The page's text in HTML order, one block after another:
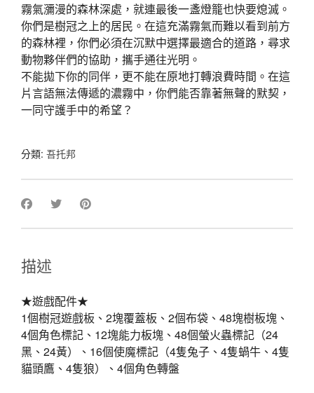
霧氣瀰漫的森林深處，就連最後一盞燈籠也快要熄滅。
你們是樹冠之上的居民。在這充滿霧氣而難以看到前方
的森林裡，你們必須在沉默中選擇最適合的道路，尋求
動物夥伴們的協助，攜手通往光明。
不能拋下你的同伴，更不能在原地打轉浪費時間。在這
片言語無法傳遞的濃霧中，你們能否靠著無聲的默契，
一同守護手中的希望？
分類: 吾托邦
描述
★遊戲配件★
1個樹冠遊戲板、2塊覆蓋板、2個布袋、48塊樹板塊、
4個角色標記、12塊能力板塊、48個螢火蟲標記（24
黑、24黃）、16個使魔標記（4隻兔子、4隻蝸牛、4隻
貓頭鷹、4隻狼）、4個角色轉盤